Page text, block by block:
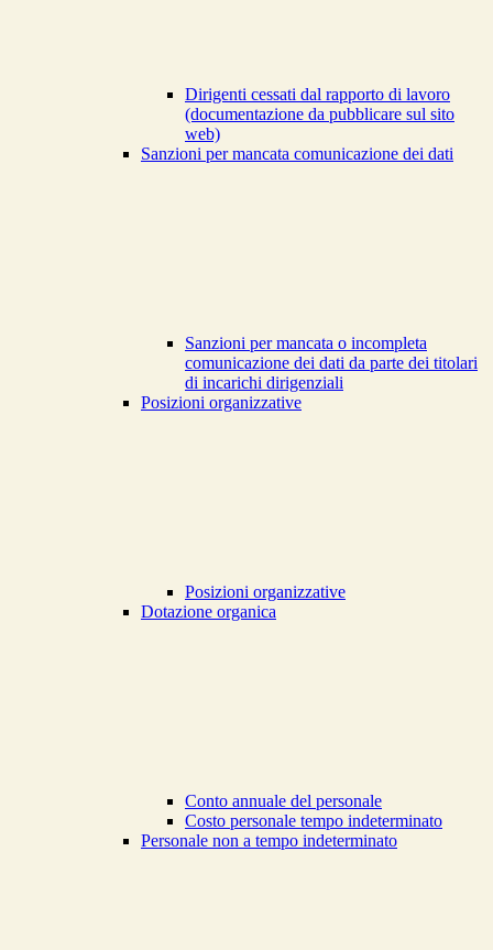
Dirigenti cessati dal rapporto di lavoro
(documentazione da pubblicare sul sito
web)
Sanzioni per mancata comunicazione dei dati
Sanzioni per mancata o incompleta
comunicazione dei dati da parte dei titolari
di incarichi dirigenziali
Posizioni organizzative
Posizioni organizzative
Dotazione organica
Conto annuale del personale
Costo personale tempo indeterminato
Personale non a tempo indeterminato